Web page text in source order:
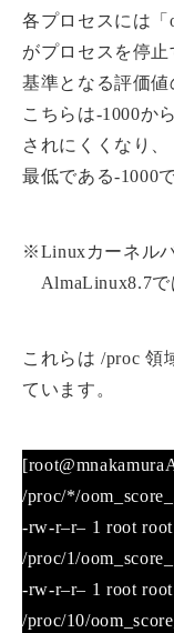
各プロセスには「
がプロセスを停止
基準となる評価値
こちらは-1000か
されにくくなり、
最低である-1000
※Linuxカーネル
AlmaLinux8.7で
これらは /proc 領
ています。
/proc/*/
-rw-r–r– 1 root
/proc/1/
-rw-r–r– 1 root
/proc/10/